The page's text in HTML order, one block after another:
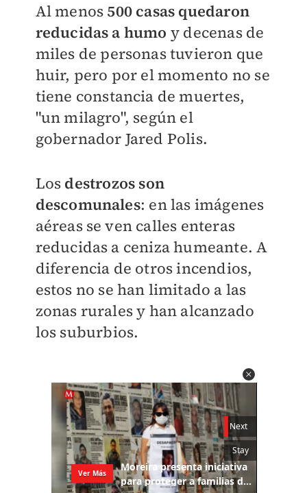
Al menos 500 casas quedaron
reducidas a humo y decenas de
miles de personas tuvieron que
huir, pero por el momento no se
tiene constancia de muertes,
"un milagro", según el
gobernador Jared Polis.
Los destrozos son
descomunales: en las imágenes
aéreas se ven calles enteras
reducidas a ceniza humeante. A
diferencia de otros incendios,
estos no se han limitado a las
zonas rurales y han alcanzado
los suburbios.